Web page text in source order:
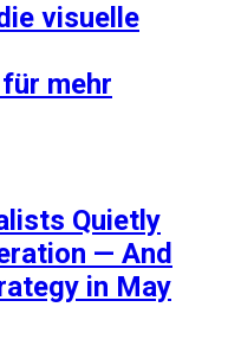
visuelle
mehr
Quietly
— And
in May